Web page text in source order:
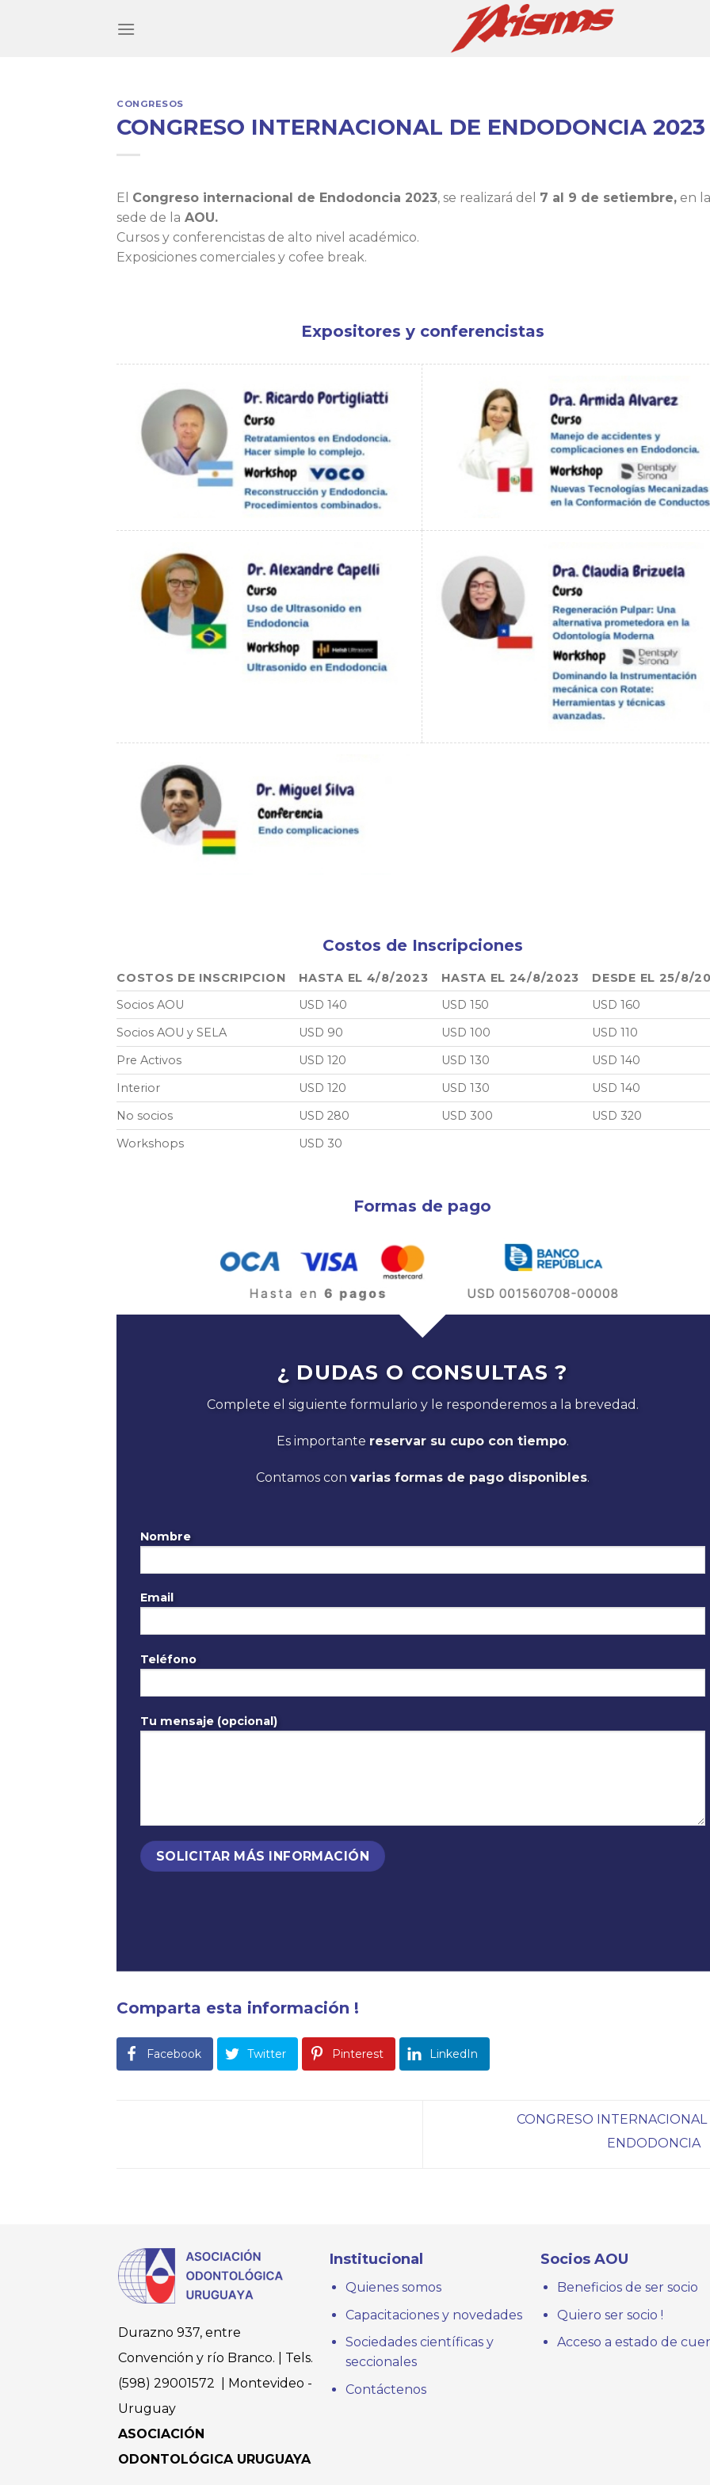
CONGRESOS
CONGRESO INTERNACIONAL DE ENDODONCIA 2023
El Congreso internacional de Endodoncia 2023, se realizará del 7 al 9 de setiembre, en la
sede de la AOU.
Cursos y conferencistas de alto nivel académico.
Exposiciones comerciales y cofee break.
Expositores y conferencistas
Costos de Inscripciones
COSTOS DE INSCRIPCION HASTA EL 4/8/2023 HASTA EL 24/8/2023
DESDE EL 25/8/
Socios AOU
USD 140 USD 150
USD 160
Socios AOU y SELA
USD 90 USD 100
USD 110
Pre Activos
USD 120 USD 130
USD 140
Interior
USD 120 USD 130
USD 140
No socios
USD 280 USD 300
USD 320
Workshops
USD 30
Formas de pago
¿ DUDAS O CONSULTAS ?
Complete el siguiente formulario y le responderemos a la brevedad.
Es importante reservar su cupo con tiempo.
Contamos con varias formas de pago disponibles.
Nombre
Email
Teléfono
Tu mensaje (opcional)
Comparta esta información !
Facebook Twitter Pinterest LinkedIn
CONGRESO INTERNACIONAL
ENDODONCIA
Durazno 937, entre
Convención y río Branco. | Tels.
(598) 29001572 | Montevideo -
Uruguay
ASOCIACIÓN
ODONTOLÓGICA URUGUAYA
Institucional
Quienes somos
Capacitaciones y novedades
Sociedades científicas y
seccionales
Contáctenos
Socios AOU
Beneficios de ser socio
Quiero ser socio !
Acceso a estado de